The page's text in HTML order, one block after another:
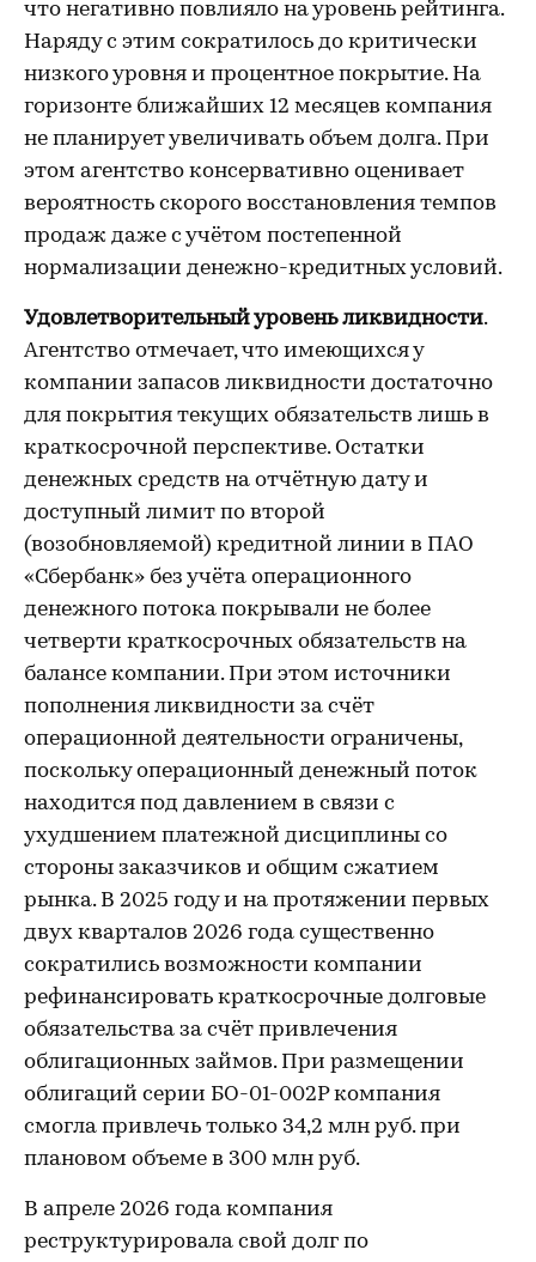
что негативно повлияло на уровень рейтинга.
Наряду с этим сократилось до критически
низкого уровня и процентное покрытие. На
горизонте ближайших 12 месяцев компания
не планирует увеличивать объем долга. При
этом агентство консервативно оценивает
вероятность скорого восстановления темпов
продаж даже с учётом постепенной
нормализации денежно-кредитных условий.
Удовлетворительный уровень ликвидности.
Агентство отмечает, что имеющихся у
компании запасов ликвидности достаточно
для покрытия текущих обязательств лишь в
краткосрочной перспективе. Остатки
денежных средств на отчётную дату и
доступный лимит по второй
(возобновляемой) кредитной линии в ПАО
«Сбербанк» без учёта операционного
денежного потока покрывали не более
четверти краткосрочных обязательств на
балансе компании. При этом источники
пополнения ликвидности за счёт
операционной деятельности ограничены,
поскольку операционный денежный поток
находится под давлением в связи с
ухудшением платежной дисциплины со
стороны заказчиков и общим сжатием
рынка. В 2025 году и на протяжении первых
двух кварталов 2026 года существенно
сократились возможности компании
рефинансировать краткосрочные долговые
обязательства за счёт привлечения
облигационных займов. При размещении
облигаций серии БО-01-002P компания
смогла привлечь только 34,2 млн руб. при
плановом объеме в 300 млн руб.
В апреле 2026 года компания
реструктурировала свой долг по